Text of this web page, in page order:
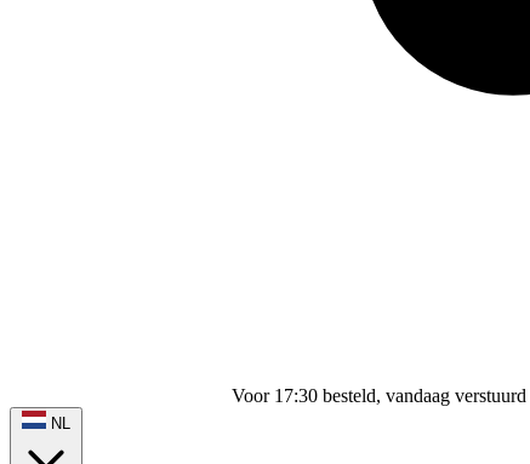
Voor 17:30 besteld, vandaag verstuurd
NL